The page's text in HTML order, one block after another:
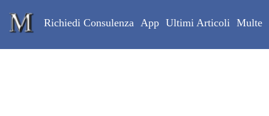
Studio Legale Mongiovì
Richiedi Consulenza App Ultimi Articoli Multe